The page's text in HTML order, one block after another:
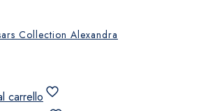
Collection Alexandra
carrello